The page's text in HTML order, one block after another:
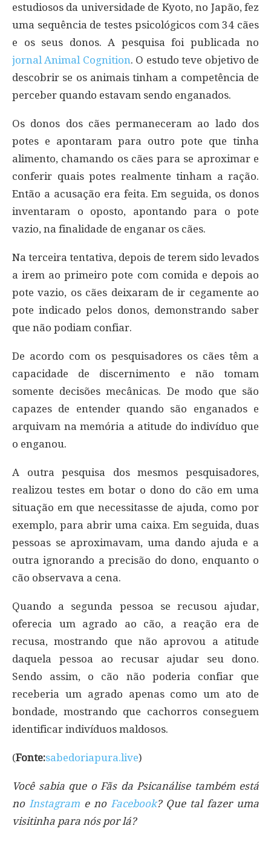
estudiosos da universidade de Kyoto, no Japão, fez
uma sequência de testes psicológicos com 34 cães
e os seus donos. A pesquisa foi publicada no
jornal Animal Cognition. O estudo teve objetivo de
descobrir se os animais tinham a competência de
perceber quando estavam sendo enganados.
Os donos dos cães permaneceram ao lado dos
potes e apontaram para outro pote que tinha
alimento, chamando os cães para se aproximar e
conferir quais potes realmente tinham a ração.
Então a acusação era feita. Em seguida, os donos
inventaram o oposto, apontando para o pote
vazio, na finalidade de enganar os cães.
Na terceira tentativa, depois de terem sido levados
a irem ao primeiro pote com comida e depois ao
pote vazio, os cães deixaram de ir cegamente ao
pote indicado pelos donos, demonstrando saber
que não podiam confiar.
De acordo com os pesquisadores os cães têm a
capacidade de discernimento e não tomam
somente decisões mecânicas. De modo que são
capazes de entender quando são enganados e
arquivam na memória a atitude do indivíduo que
o enganou.
A outra pesquisa dos mesmos pesquisadores,
realizou testes em botar o dono do cão em uma
situação em que necessitasse de ajuda, como por
exemplo, para abrir uma caixa. Em seguida, duas
pessoas se aproximavam, uma dando ajuda e a
outra ignorando a precisão do dono, enquanto o
cão observava a cena.
Quando a segunda pessoa se recusou ajudar,
oferecia um agrado ao cão, a reação era de
recusa, mostrando que não aprovou a atitude
daquela pessoa ao recusar ajudar seu dono.
Sendo assim, o cão não poderia confiar que
receberia um agrado apenas como um ato de
bondade, mostrando que cachorros conseguem
identificar indivíduos maldosos.
(Fonte:sabedoriapura.live)
Você sabia que o Fãs da Psicanálise também está
no Instagrame no Facebook? Que tal fazer uma
visitinha para nós por lá?